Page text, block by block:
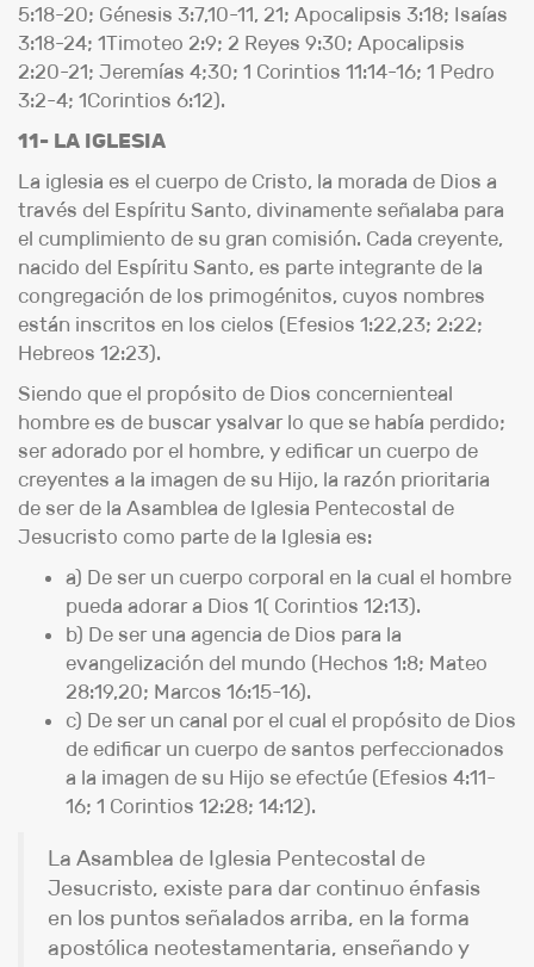
5:18-20; Génesis 3:7,10-11, 21; Apocalipsis 3:18; Isaías
3:18-24; 1Timoteo 2:9; 2 Reyes 9:30; Apocalipsis
2:20-21; Jeremías 4;30; 1 Corintios 11:14-16; 1 Pedro
3:2-4; 1Corintios 6:12).
11- LA IGLESIA
La iglesia es el cuerpo de Cristo, la morada de Dios a
través del Espíritu Santo, divinamente señalaba para
el cumplimiento de su gran comisión. Cada creyente,
nacido del Espíritu Santo, es parte integrante de la
congregación de los primogénitos, cuyos nombres
están inscritos en los cielos (Efesios 1:22,23; 2:22;
Hebreos 12:23).
Siendo que el propósito de Dios concernienteal
hombre es de buscar ysalvar lo que se había perdido;
ser adorado por el hombre, y edificar un cuerpo de
creyentes a la imagen de su Hijo, la razón prioritaria
de ser de la Asamblea de Iglesia Pentecostal de
Jesucristo como parte de la Iglesia es:
a) De ser un cuerpo corporal en la cual el hombre
pueda adorar a Dios 1( Corintios 12:13).
b) De ser una agencia de Dios para la
evangelización del mundo (Hechos 1:8; Mateo
28:19,20; Marcos 16:15-16).
c) De ser un canal por el cual el propósito de Dios
de edificar un cuerpo de santos perfeccionados
a la imagen de su Hijo se efectúe (Efesios 4:11-
16; 1 Corintios 12:28; 14:12).
La Asamblea de Iglesia Pentecostal de
Jesucristo, existe para dar continuo énfasis
en los puntos señalados arriba, en la forma
apostólica neotestamentaria, enseñando y